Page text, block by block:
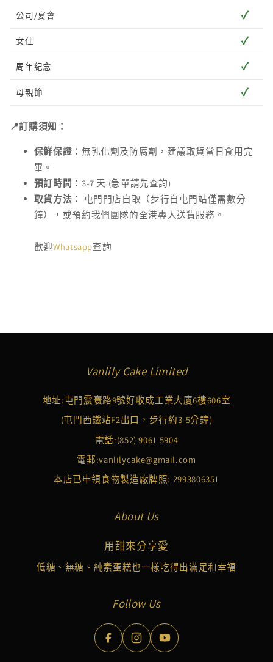
公司/宴會 ✓
女仕 ✓
周年紀念 ✓
母親節 ✓
📍訂購須知：
保鮮保證： 無乳化劑及防腐劑，建議取貨當日食用完
畢。
預訂時間： 3-7 天 (急單請先查詢)
取貨方法：
屯門門店自取（步行自屯門站僅需數分
鐘），或預約我們團隊的全港專人送貨服務。
歡迎Whatsapp查詢
Vanlily Cake Limited
地址:屯門震寰路9號好收成工業大廈6樓606室
(屯門西鐵站F2出口，步行約3-5分鐘)
電話:(852) 9061 5904
電郵:vanlilycake@gmail.com
本店已申領食物製造廠牌照: 2993806351
About Us
用甜來分享愛
低糖、無糖、純素蛋糕也一樣吃得出滿足和幸福
Follow Us